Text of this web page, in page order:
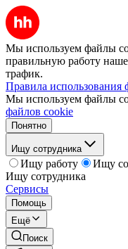
Мы используем файлы
правильную работу
трафик.
Правила использования
Мы используем файлы
файлов cookie
Понятно
Ищу сотрудника
Ищу работу
Ищу
Ищу сотрудника
Сервисы
Помощь
Ещё
Поиск